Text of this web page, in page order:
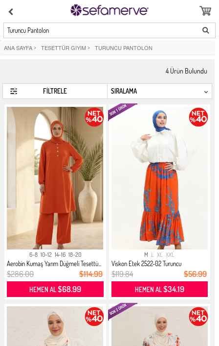
Turuncu Pantolon
ANA SAYFA > TESETTÜR GIYIM > TURUNCU PANTOLON
4 Ürün Bulundu
FİLTRELE
6-8 10-12 14-16 18-20
Aerobin Kumaş Yarım Düğmeli Tesettü...
$286.00 $114.99
HEMEN AL$68.99
M L XL XXL
Viskon Etek 2522-02 Turuncu
$119.84 $56.99
HEMEN AL$34.19